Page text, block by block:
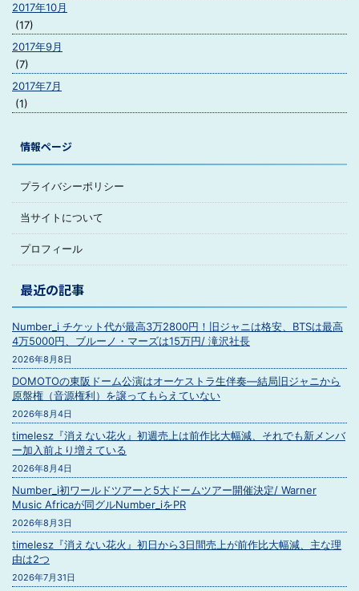
2017年10月
(17)
2017年9月
(7)
2017年7月
(1)
情報ページ
プライバシーポリシー
当サイトについて
プロフィール
最近の記事
Number_i チケット代が最高3万2800円！旧ジャニは格安、BTSは最高
4万5000円、ブルーノ・マーズは15万円/ 滝沢社長
2026年8月8日
DOMOTOの東阪ドーム公演はオーケストラ生伴奏―結局旧ジャニから
原盤権（音源権利）を譲ってもらえていない
2026年8月4日
timelesz『消えない花火』初週売上は前作比大幅減、それでも新メンバ
ー加入前より増えている
2026年8月4日
Number_i初ワールドツアーと5大ドームツアー開催決定/ Warner
Music Africaが同グルNumber_iをPR
2026年8月3日
timelesz『消えない花火』初日から3日間売上が前作比大幅減、主な理
由は2つ
2026年7月31日